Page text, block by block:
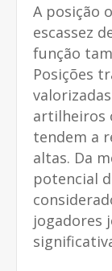
A posição
escassez
função
Posições
artilheiros
tendem a
altas. Da
potencial
jogadores